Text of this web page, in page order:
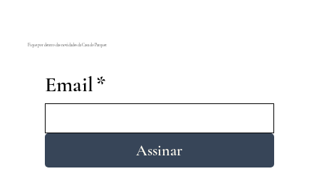
Email*
Assinar
Fique por dentro das novidades da Casa do Parquet